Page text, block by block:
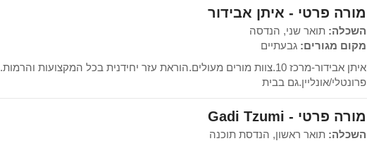
מורה פרטי - איתן אבידור
השכלה: תואר שני, הנדסה
מקום מגורים: גבעתיים
איתן אבידור-מרכז 10.צוות מורים מעולים.הוראת עזר יחידנית בכל המקצועות והרמות.
פרונטלי/אונליין.גם בבית
מורה פרטי - Gadi Tzumi
השכלה: תואר ראשון, הנדסת תוכנה